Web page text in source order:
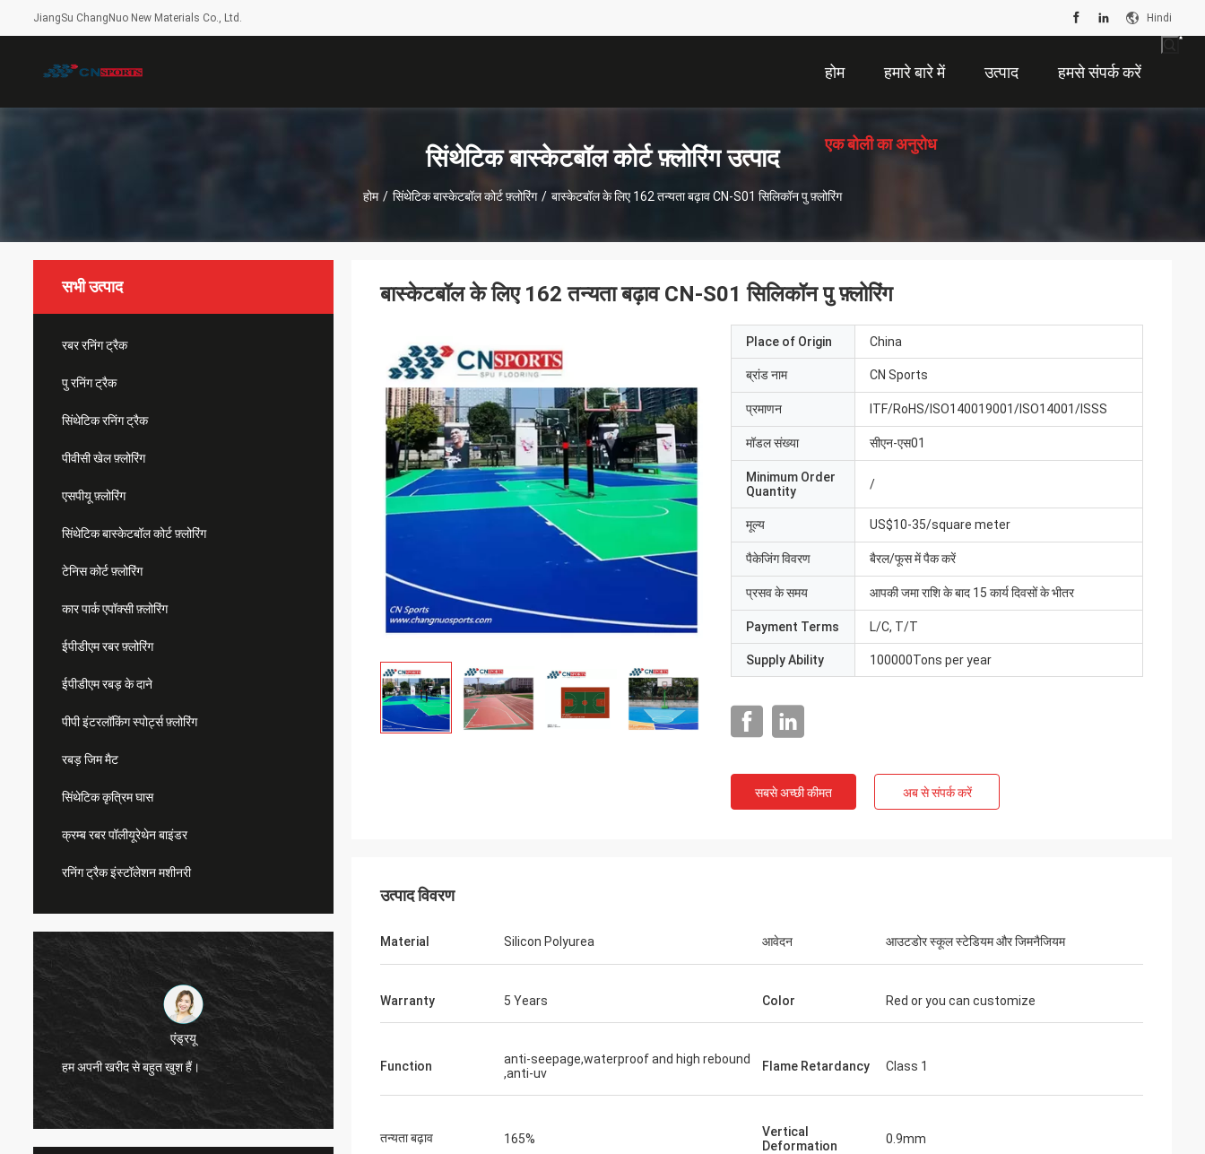
JiangSu ChangNuo New Materials Co., Ltd. Hindi
होम हमारे बारे में उत्पाद हमसे संपर्क करें
एक बोली का अनुरोध
सिंथेटिक बास्केटबॉल कोर्ट फ़्लोरिंग उत्पाद
होम / सिंथेटिक बास्केटबॉल कोर्ट फ़्लोरिंग / बास्केटबॉल के लिए 162 तन्यता बढ़ाव CN-S01 सिलिकॉन पु फ़्लोरिंग
सभी उत्पाद
रबर रनिंग ट्रैक
पु रनिंग ट्रैक
सिंथेटिक रनिंग ट्रैक
पीवीसी खेल फ़्लोरिंग
एसपीयू फ़्लोरिंग
सिंथेटिक बास्केटबॉल कोर्ट फ़्लोरिंग
टेनिस कोर्ट फ़्लोरिंग
कार पार्क एपॉक्सी फ़्लोरिंग
ईपीडीएम रबर फ़्लोरिंग
ईपीडीएम रबड़ के दाने
पीपी इंटरलॉकिंग स्पोर्ट्स फ़्लोरिंग
रबड़ जिम मैट
सिंथेटिक कृत्रिम घास
क्रम्ब रबर पॉलीयूरेथेन बाइंडर
रनिंग ट्रैक इंस्टॉलेशन मशीनरी
एंड्रयू
हम अपनी खरीद से बहुत खुश हैं।
जैक्सन
सीएन स्पोर्ट्स एक भरोसेमंद कंपनी है, उत्कृष्ट उत्पाद और
बास्केटबॉल के लिए 162 तन्यता बढ़ाव CN-S01 सिलिकॉन पु फ़्लोरिंग
Place of Origin China
ब्रांड नाम CN Sports
प्रमाणन ITF/RoHS/ISO140019001/ISO14001/ISSS
मॉडल संख्या सीएन-एस01
Minimum Order
Quantity
/
मूल्य US$10-35/square meter
पैकेजिंग विवरण बैरल/फूस में पैक करें
प्रसव के समय आपकी जमा राशि के बाद 15 कार्य दिवसों के भीतर
Payment Terms L/C, T/T
Supply Ability 100000Tons per year
सबसे अच्छी कीमत अब से संपर्क करें
उत्पाद विवरण
Material Silicon Polyurea आवेदन आउटडोर स्कूल स्टेडियम और जिमनैजियम
Warranty 5 Years Color Red or you can customize
Function
anti-seepage,waterproof and high rebound
,anti-uv
Flame Retardancy Class 1
तन्यता बढ़ाव 165%
Vertical
Deformation
0.9mm